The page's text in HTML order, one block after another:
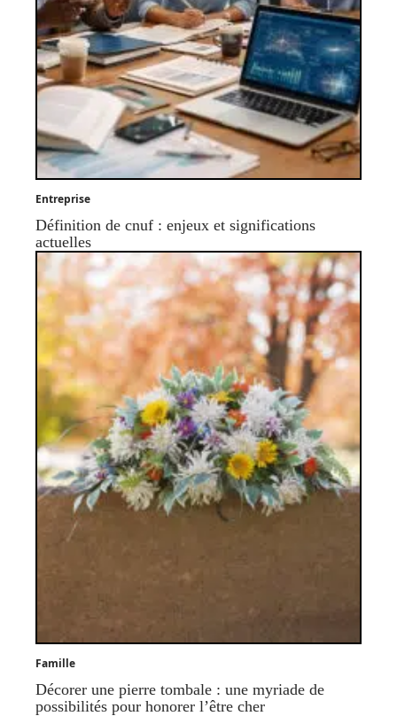
Entreprise
Définition de cnuf : enjeux et significations
actuelles
Famille
Décorer une pierre tombale : une myriade de
possibilités pour honorer l’être cher